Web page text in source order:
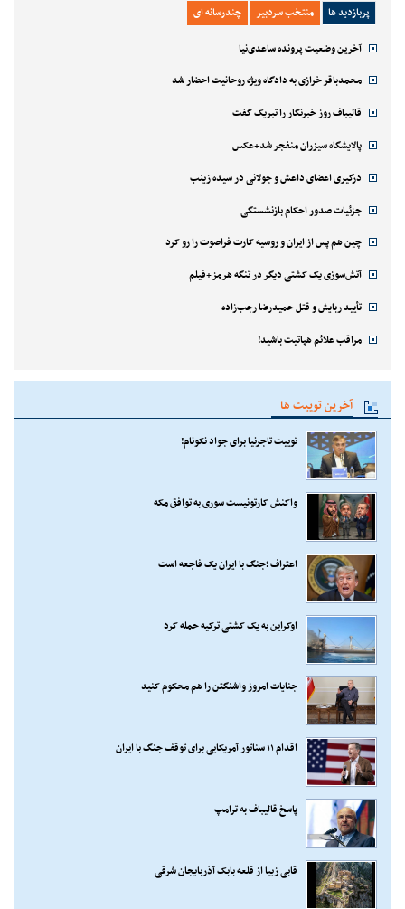
پربازدید ها منتخب سردبیر چندرسانه ای
آخرین وضعیت پرونده ساعدی‌نیا
محمدباقر خرازی به دادگاه ویژه روحانیت احضار شد
قالیباف روز خبرنگار را تبریک گفت
پالایشگاه سیزران منفجر شد+عکس
درگیری اعضای داعش و جولانی در سیده زینب
جزئیات صدور احکام بازنشستگی
چین هم پس از ایران و روسیه کارت فراصوت را رو کرد
آتش‌سوزی یک کشتی دیگر در تنگه هرمز+فیلم
تأیید ربایش و قتل حمیدرضا رجب‌زاده
مراقب علائم هپاتیت باشید!
آخرین توییت ها
توییت تاجرنیا برای جواد نکونام!
واکنش کارتونیست سوری به توافق مکه
اعتراف ؛جنگ با ایران یک فاجعه است
اوکراین به یک کشتی ترکیه حمله کرد
جنایات امروز واشنگتن را هم محکوم کنید
اقدام ۱۱ سناتور آمریکایی برای توقف جنگ با ایران
پاسخ قالیباف به ترامپ
قابی زیبا از قلعه بابک آذربایجان شرقی